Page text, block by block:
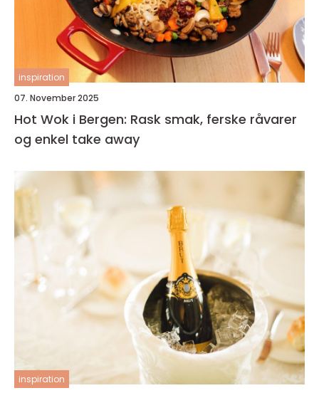
inspiration
07. November 2025
Hot Wok i Bergen: Rask smak, ferske råvarer
og enkel take away
inspiration